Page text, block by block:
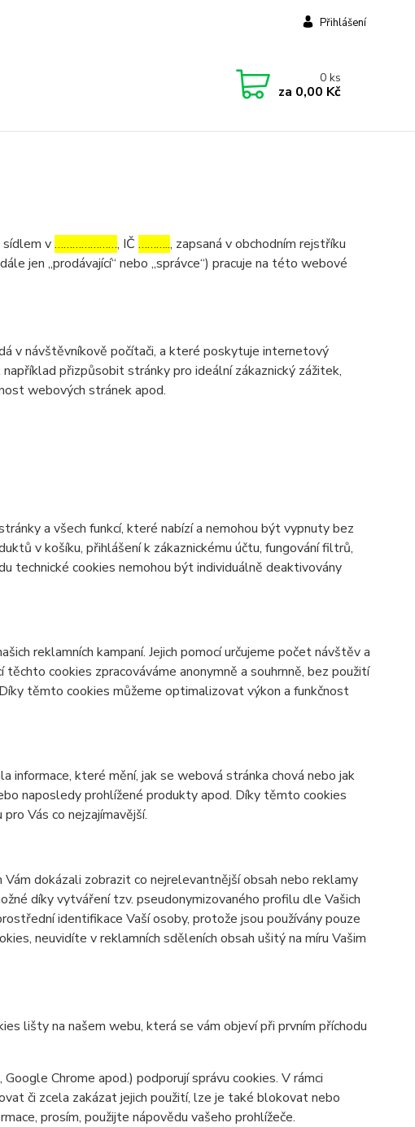
Přihlášení
0ks
za 0,00 Kč
sídlem v…………………, IČ ……….., zapsaná v obchodním rejstříku
jen „prodávající“ nebo „správce“) pracuje na této webové
v návštěvníkově počítači, a které poskytuje internetový
přizpůsobit stránky pro ideální zákaznický zážitek,
webových stránek apod.
a všech funkcí, které nabízí a nemohou být vypnuty bez
v košíku, přihlášení k zákaznickému účtu, fungování filtrů,
technické cookies nemohou být individuálně deaktivovány
reklamních kampaní. Jejich pomocí určujeme počet návštěv a
cookies zpracováváme anonymně a souhrnně, bez použití
těmto cookies můžeme optimalizovat výkon a funkčnost
informace, které mění, jak se webová stránka chová nebo jak
naposledy prohlížené produkty apod. Díky těmto cookies
Vás co nejzajímavější.
dokázali zobrazit co nejrelevantnější obsah nebo reklamy
díky vytváření tzv. pseudonymizovaného profilu dle Vašich
identifikace Vaší osoby, protože jsou používány pouze
neuvidíte v reklamních sděleních obsah ušitý na míru Vašim
lišty na našem webu, která se vám objeví při prvním příchodu
Chrome apod.) podporují správu cookies. V rámci
či zcela zakázat jejich použití, lze je také blokovat nebo
prosím, použijte nápovědu vašeho prohlížeče.